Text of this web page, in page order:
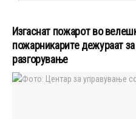
Изгаснат пожарот во
пожарникарите дежураат
разгорување